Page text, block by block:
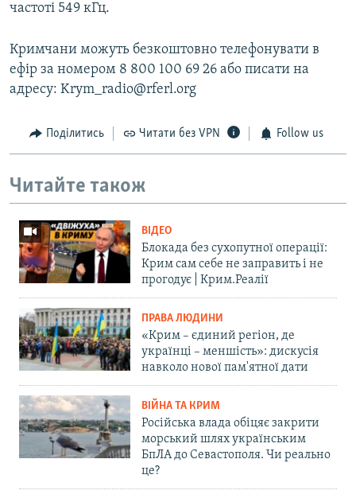
частоті 549 кГц.
Кримчани можуть безкоштовно телефонувати в
ефір за номером 8 800 100 69 26 або писати на
адресу: Krym_radio@rferl.org
Поділитись Читати без VPN Follow us
Читайте також
ВІДЕО
Блокада без сухопутної операції:
Крим сам себе не заправить і не
прогодує | Крим.Реалії
ПРАВА ЛЮДИНИ
«Крим – єдиний регіон, де
українці – меншість»: дискусія
навколо нової пам'ятної дати
ВІЙНА ТА КРИМ
Російська влада обіцяє закрити
морський шлях українським
БпЛА до Севастополя. Чи реально
це?